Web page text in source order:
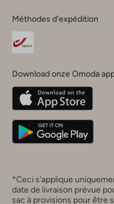
ton
pays
Fermer
Belgique
Deutschland
Méthodes d'expédition
Download onze Omoda
*Ceci s'applique
date de livraison prévue
sac à provisions pour être